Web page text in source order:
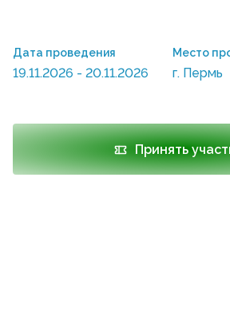
Дата проведения
19.11.2026 - 20.11.2026
Место
г. Пермь
Принять